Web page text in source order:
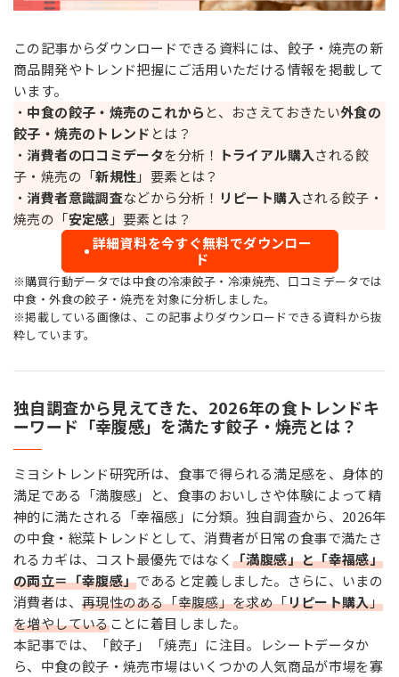
ミヨシ油脂 コーポレートサイト
この記事からダウンロードできる資料には、餃子・焼売の新
商品開発やトレンド把握にご活用いただける情報を掲載して
います。
・ 中食の餃子・焼売のこれから と、おさえておきたい外食の
餃子・焼売のトレンド とは？
・ 消費者の口コミデータを分析！ トライアル購入される餃
子・焼売の「新規性 」要素とは？
・ 消費者意識調査などから分析！ リピート購入される餃子・
焼売の「安定感 」要素とは？
詳細資料を今すぐ無料でダウンロー
ド
※購買行動データでは中食の冷凍餃子・冷凍焼売、口コミデータでは
中食・外食の餃子・焼売を対象に分析しました。
※掲載している画像は、この記事よりダウンロードできる資料から抜
粋しています。
独自調査から見えてきた、2026年の食トレンドキ
ーワード「幸腹感」を満たす餃子・焼売とは？
ミヨシトレンド研究所は、食事で得られる満足感を、身体的
満足である「満腹感」と、食事のおいしさや体験によって精
神的に満たされる「幸福感」に分類。独自調査から、2026年
の中食・総菜トレンドとして、消費者が日常の食事で満たさ
れるカギは、コスト最優先ではなく「満腹感」と「幸福感」
の両立＝「幸腹感」であると定義しました。さらに、いまの
消費者は、 再現性のある「幸腹感」を求め「リピート購入」
を増やしていることに着目しました。
本記事では、「餃子」「焼売」に注目。レシートデータか
ら、中食の餃子・焼売市場はいくつかの人気商品が市場を寡